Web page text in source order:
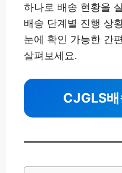
하나로 배송 현황을
배송 단계별 진행 상
눈에 확인 가능한 간
살펴보세요.
CJGLS